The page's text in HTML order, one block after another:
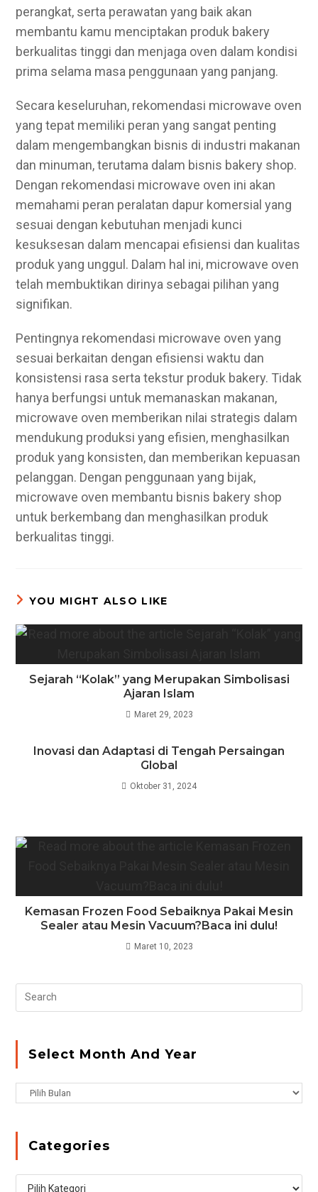
perangkat, serta perawatan yang baik akan
membantu kamu menciptakan produk bakery
berkualitas tinggi dan menjaga oven dalam kondisi
prima selama masa penggunaan yang panjang.
Secara keseluruhan, rekomendasi microwave oven
yang tepat memiliki peran yang sangat penting
dalam mengembangkan bisnis di industri makanan
dan minuman, terutama dalam bisnis bakery shop.
Dengan rekomendasi microwave oven ini akan
memahami peran peralatan dapur komersial yang
sesuai dengan kebutuhan menjadi kunci
kesuksesan dalam mencapai efisiensi dan kualitas
produk yang unggul. Dalam hal ini, microwave oven
telah membuktikan dirinya sebagai pilihan yang
signifikan.
Pentingnya rekomendasi microwave oven yang
sesuai berkaitan dengan efisiensi waktu dan
konsistensi rasa serta tekstur produk bakery. Tidak
hanya berfungsi untuk memanaskan makanan,
microwave oven memberikan nilai strategis dalam
mendukung produksi yang efisien, menghasilkan
produk yang konsisten, dan memberikan kepuasan
pelanggan. Dengan penggunaan yang bijak,
microwave oven membantu bisnis bakery shop
untuk berkembang dan menghasilkan produk
berkualitas tinggi.
YOU MIGHT ALSO LIKE
Sejarah “Kolak” yang Merupakan Simbolisasi
Ajaran Islam
Maret 29, 2023
Inovasi dan Adaptasi di Tengah Persaingan
Global
Oktober 31, 2024
Kemasan Frozen Food Sebaiknya Pakai Mesin
Sealer atau Mesin Vacuum?Baca ini dulu!
Maret 10, 2023
Select Month And Year
Select
Month
Categories